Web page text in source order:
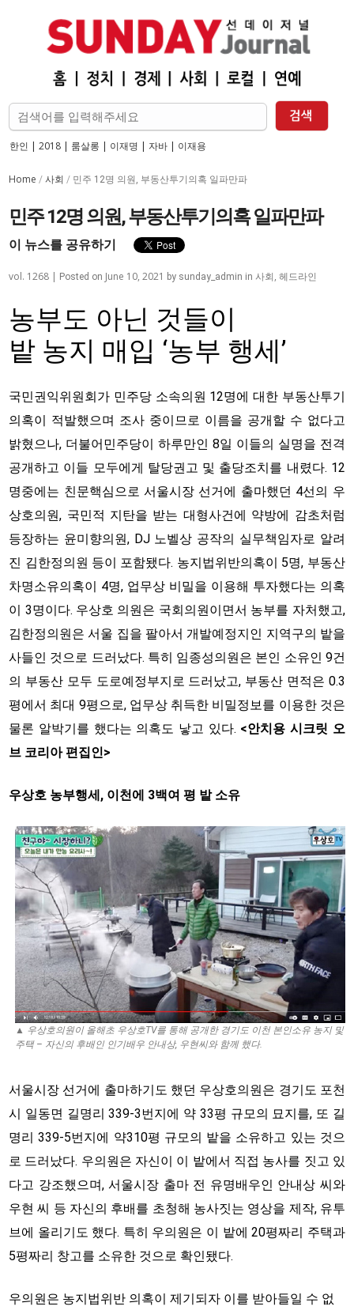
한인 | 2018| 룸살롱 | 이재명 | 자바| 이재용
Home /사회 / 민주 12명 의원, 부동산투기의혹 일파만파
민주 12명 의원, 부동산투기의혹 일파만파
이 뉴스를 공유하기
vol. 1268 | Posted on June 10, 2021 by sunday_admin in 사회,헤드라인
농부도 아닌 것들이
밭 농지 매입 ‘농부 행세’
국민권익위원회가 민주당 소속의원 12명에 대한 부동산투기
의혹이 적발했으며 조사 중이므로 이름을 공개할 수 없다고
밝혔으나, 더불어민주당이 하루만인 8일 이들의 실명을 전격
공개하고 이들 모두에게 탈당권고 및 출당조치를 내렸다. 12
명중에는 친문핵심으로 서울시장 선거에 출마했던 4선의 우
상호의원, 국민적 지탄을 받는 대형사건에 약방에 감초처럼
등장하는 윤미향의원, DJ 노벨상 공작의 실무책임자로 알려
진 김한정의원 등이 포함됐다. 농지법위반의혹이 5명, 부동산
차명소유의혹이 4명, 업무상 비밀을 이용해 투자했다는 의혹
이 3명이다. 우상호 의원은 국회의원이면서 농부를 자처했고,
김한정의원은 서울 집을 팔아서 개발예정지인 지역구의 밭을
사들인 것으로 드러났다. 특히 임종성의원은 본인 소유인 9건
의 부동산 모두 도로예정부지로 드러났고, 부동산 면적은 0.3
평에서 최대 9평으로, 업무상 취득한 비밀정보를 이용한 것은
물론 알박기를 했다는 의혹도 낳고 있다. <안치용 시크릿 오
브 코리아 편집인>
우상호 농부행세, 이천에 3백여 평 밭 소유
▲ 우상호의원이 올해초 우상호TV를 통해 공개한 경기도 이천 본인소유 농지 및
주택 – 자신의 후배인 인기배우 안내상, 우현씨와 함께 했다.
서울시장 선거에 출마하기도 했던 우상호의원은 경기도 포천
시 일동면 길명리 339-3번지에 약 33평 규모의 묘지를, 또 길
명리 339-5번지에 약310평 규모의 밭을 소유하고 있는 것으
로 드러났다. 우의원은 자신이 이 밭에서 직접 농사를 짓고 있
다고 강조했으며, 서울시장 출마 전 유명배우인 안내상 씨와
우현 씨 등 자신의 후배를 초청해 농사짓는 영상을 제작, 유투
브에 올리기도 했다. 특히 우의원은 이 밭에 20평짜리 주택과
5평짜리 창고를 소유한 것으로 확인됐다.
우의원은 농지법위반 의혹이 제기되자 이를 받아들일 수 없